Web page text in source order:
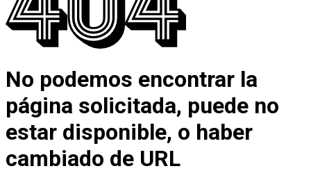
No podemos encontrar la
página solicitada, puede no
estar disponible, o haber
cambiado de URL